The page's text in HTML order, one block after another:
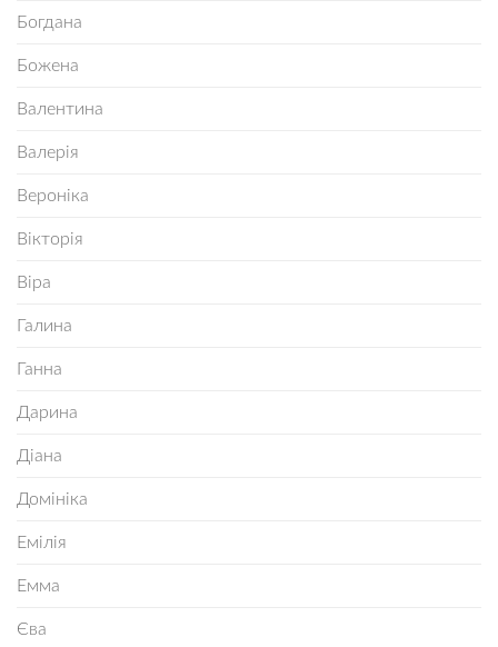
Богдана
Божена
Валентина
Валерія
Вероніка
Вікторія
Віра
Галина
Ганна
Дарина
Діана
Домініка
Емілія
Емма
Єва